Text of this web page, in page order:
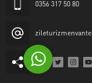
0356 317 50 80